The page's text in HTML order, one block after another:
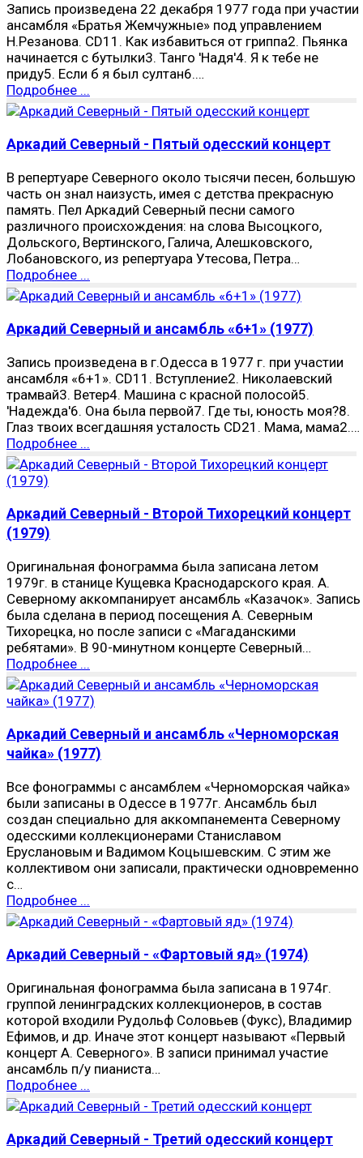
Запись произведена 22 декабря 1977 года при участии
ансамбля «Братья Жемчужные» под управлением
Н.Резанова. CD11. Как избавиться от гриппа2. Пьянка
начинается с бутылки3. Танго 'Надя'4. Я к тебе не
приду5. Если б я был султан6.…
Подробнее ...
Аркадий Северный - Пятый одесский концерт
В репертуаре Северного около тысячи песен, большую
часть он знал наизусть, имея с детства прекрасную
память. Пел Аркадий Северный песни самого
различного происхождения: на слова Высоцкого,
Дольского, Вертинского, Галича, Алешковского,
Лобановского, из репертуара Утесова, Петра…
Подробнее ...
Аркадий Северный и ансамбль «6+1» (1977)
Запись произведена в г.Одесса в 1977 г. при участии
ансамбля «6+1». CD11. Вступление2. Николаевский
трамвай3. Ветер4. Машина с красной полосой5.
'Надежда'6. Она была первой7. Где ты, юность моя?8.
Глаз твоих всегдашняя усталость CD21. Мама, мама2.…
Подробнее ...
Аркадий Северный - Второй Тихорецкий концерт
(1979)
Оригинальная фонограмма была записана летом
1979г. в станице Кущевка Краснодарского края. А.
Северному аккомпанирует ансамбль «Казачок». Запись
была сделана в период посещения А. Северным
Тихорецка, но после записи с «Магаданскими
ребятами». В 90-минутном концерте Северный…
Подробнее ...
Аркадий Северный и ансамбль «Черноморская
чайка» (1977)
Все фонограммы с ансамблем «Черноморская чайка»
были записаны в Одессе в 1977г. Ансамбль был
создан специально для аккомпанемента Северному
одесскими коллекционерами Станиславом
Еруслановым и Вадимом Коцышевским. С этим же
коллективом они записали, практически одновременно
с…
Подробнее ...
Аркадий Северный - «Фартовый яд» (1974)
Оригинальная фонограмма была записана в 1974г.
группой ленинградских коллекционеров, в состав
которой входили Рудольф Соловьев (Фукс), Владимир
Ефимов, и др. Иначе этот концерт называют «Первый
концерт А. Северного». В записи принимал участие
ансамбль п/у пианиста…
Подробнее ...
Аркадий Северный - Третий одесский концерт